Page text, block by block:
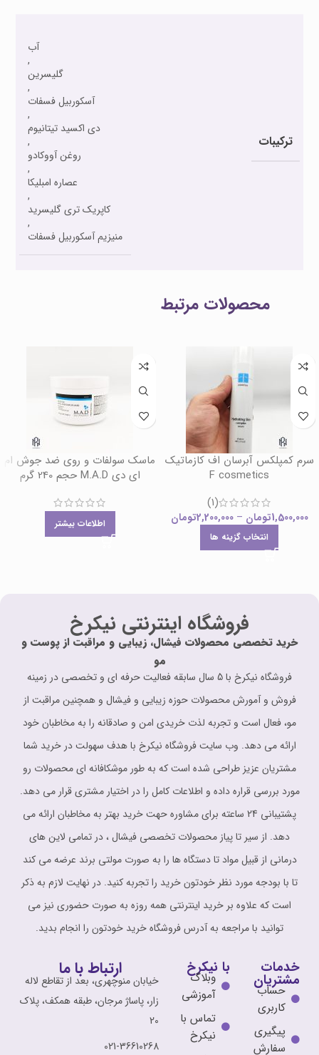
ترکیبات
آب
,
گلیسرین
,
آسکوربیل فسفات
,
دی اکسید تیتانیوم
,
روغن آووکادو
,
عصاره امبلیکا
,
کاپریک تری گلیسرید
,
منیزیم آسکوربیل فسفات
محصولات مرتبط
سرم کمپلکس آبرسان اف کازماتیک
F cosmetics
(1)
1,500,000تومان –
2,200,000تومان
انتخاب گزینه ها
ماسک سولفات و روی ضد جوش ام
ای دی M.A.D حجم 240 گرم
اطلاعات بیشتر
فروشگاه اینترنتی نیکرخ
خرید تخصصی محصولات فیشال، زیبایی و مراقبت از پوست و
مو
فروشگاه نیکرخ با 5 سال سابقه فعالیت حرفه ای و تخصصی در زمینه
فروش و آمورش محصولات حوزه زیبایی و فیشال و همچنین مراقبت از
مو، فعال است و تجربه لذت خریدی امن و صادقانه را به مخاطبان خود
ارائه می دهد. وب سایت فروشگاه نیکرخ با هدف سهولت در خرید شما
مشتریان عزیز طراحی شده است که به طور موشکافانه ای محصولات رو
مورد بررسی قراره داده و اطلاعات کامل را در اختیار مشتری قرار می دهد.
پشتیبانی 24 ساعته برای مشاوره حهت خرید بهتر به مخاطبان ارائه می
دهد. از سیر تا پیاز محصولات تخصصی فیشال ، در تمامی لاین های
درمانی از قبیل مواد تا دستگاه ها را به صورت مولتی برند عرضه می کند
تا با بودجه مورد نظر خودتون خرید را تجربه کنید. در نهایت لازم به ذکر
است که علاوه بر خرید اینترنتی همه روزه به صورت حضوری نیز می
توانید با مراجعه به آدرس فروشگاه خرید خودتون را انجام بدید.
خدمات
مشتریان
حساب
کاربری
پیگیری
سفارش
با نیکرخ
وبلاگ
آموزشی
تماس با
نیکرخ
ارتباط با ما
خیابان منوچهری، بعد از تقاطع لاله
زار، پاساژ مرجان، طبقه همکف، پلاک
20
021-36610268